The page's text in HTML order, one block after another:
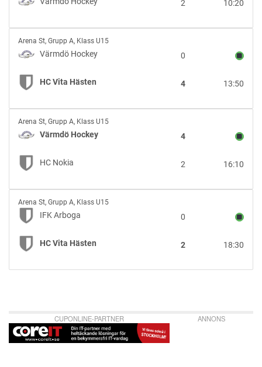
Hockey
10:20
2
Värmdö
Hockey
HC
Vita
Arena St, Grupp A, Klass U15
Värmdö Hockey 0
HC Vita Hästen 13:50
4
Värmdö
Hockey
HC
Nokia
Arena St, Grupp A, Klass U15
Värmdö Hockey 4
HC Nokia 16:10
2
IFK
Arboga
vs
HC
Vita
Arena St, Grupp A, Klass U15
IFK Arboga 0
HC Vita Hästen 18:30
2
CUPONLINE-PARTNER ANNONS